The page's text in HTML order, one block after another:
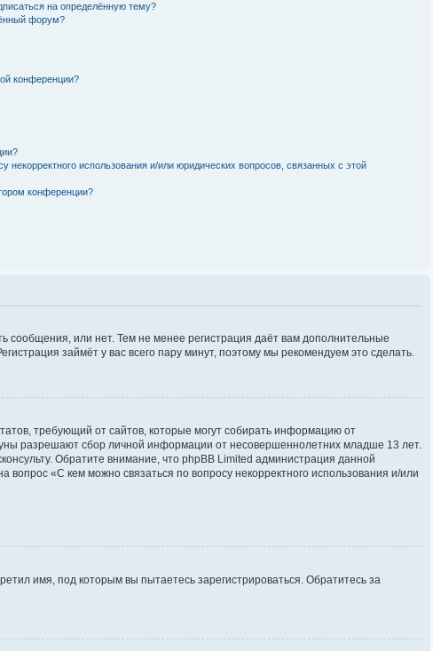
на определённую тему?
форум?
конференции?
некорректного использования и/или юридических вопросов, связанных с этой
конференции?
сообщения, или нет. Тем не менее регистрация даёт вам дополнительные
займёт у вас всего пару минут, поэтому мы рекомендуем это сделать.
требующий от сайтов, которые могут собирать информацию от
разрешают сбор личной информации от несовершеннолетних младше 13 лет.
Обратите внимание, что phpBB Limited администрация данной
«С кем можно связаться по вопросу некорректного использования и/или
имя, под которым вы пытаетесь зарегистрироваться. Обратитесь за